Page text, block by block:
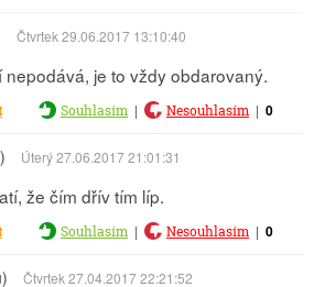
Čtvrtek 29.06.2017 13:10:40
je to vždy obdarovaný.
Souhlasím | Nesouhlasím | 0
Úterý 27.06.2017 21:01:31
že čím dřív tím líp.
Souhlasím | Nesouhlasím | 0
Čtvrtek 27.04.2017 22:21:52